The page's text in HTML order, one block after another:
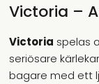
Victoria –
Victoria spelas
seriösare
bagare med ett